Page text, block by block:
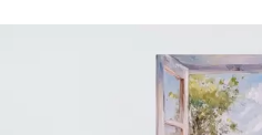
Від392.00грн
Яскраві, насичені кольори
Стійкість до вицвітання
Безпечне чорнило без запаху